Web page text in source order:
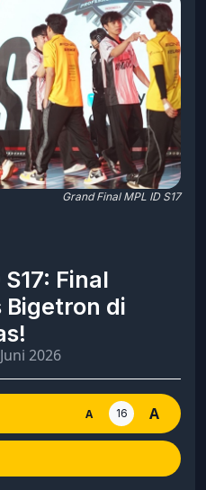
Grand Final MPL ID S17
Final
Bigetron di
2026
A 16 A